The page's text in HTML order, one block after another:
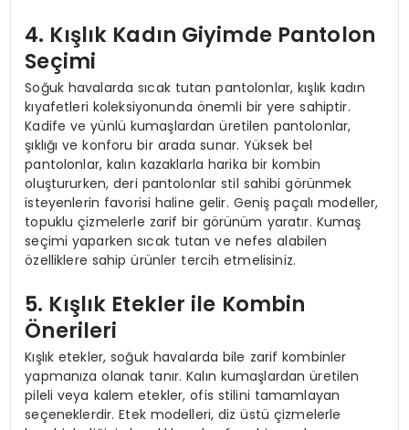
4. Kışlık Kadın Giyimde Pantolon
Seçimi
Soğuk havalarda sıcak tutan pantolonlar, kışlık kadın
kıyafetleri koleksiyonunda önemli bir yere sahiptir.
Kadife ve yünlü kumaşlardan üretilen pantolonlar,
şıklığı ve konforu bir arada sunar. Yüksek bel
pantolonlar, kalın kazaklarla harika bir kombin
oluştururken, deri pantolonlar stil sahibi görünmek
isteyenlerin favorisi haline gelir. Geniş paçalı modeller,
topuklu çizmelerle zarif bir görünüm yaratır. Kumaş
seçimi yaparken sıcak tutan ve nefes alabilen
özelliklere sahip ürünler tercih etmelisiniz.
5. Kışlık Etekler ile Kombin
Önerileri
Kışlık etekler, soğuk havalarda bile zarif kombinler
yapmanıza olanak tanır. Kalın kumaşlardan üretilen
pileli veya kalem etekler, ofis stilini tamamlayan
seçeneklerdir. Etek modelleri, diz üstü çizmelerle